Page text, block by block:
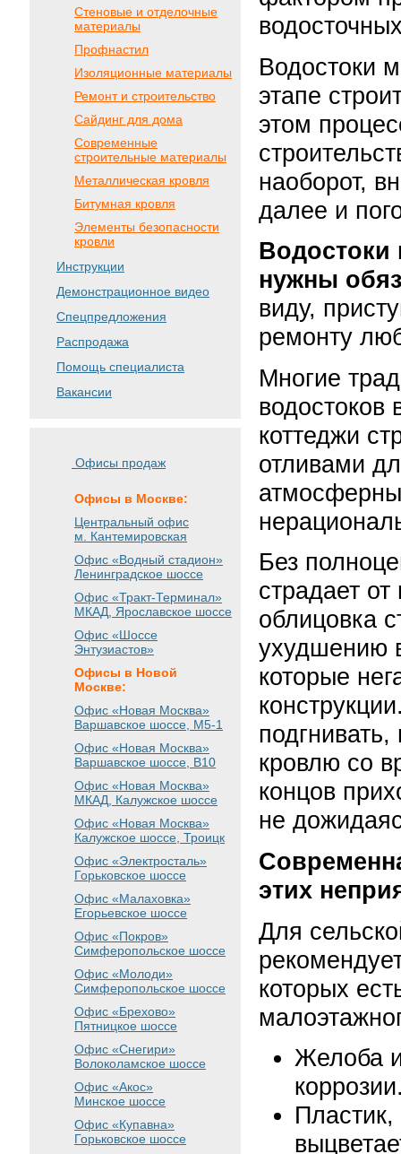
Стеновые и отделочные
материалы
Профнастил
Изоляционные материалы
Ремонт и строительство
Сайдинг для дома
Современные
строительные материалы
Металлическая кровля
Битумная кровля
Элементы безопасности
кровли
Инструкции
Демонстрационное видео
Спецпредложения
Распродажа
Помощь специалиста
Вакансии
Офисы продаж
Офисы в Москве:
Центральный офис
м. Кантемировская
Офис «Водный стадион»
Ленинградское шоссе
Офис «Тракт-Терминал»
МКАД, Ярославское шоссе
Офис «Шоссе
Энтузиастов»
Офисы в Новой
Москве:
Офис «Новая Москва»
Варшавское шоссе , М5-1
Офис «Новая Москва»
Варшавское шоссе , B10
Офис «Новая Москва»
МКАД, Калужское шоссе
Офис «Новая Москва»
Калужское шоссе, Троицк
Офис «Электросталь»
Горьковское шоссе
Офис «Малаховка»
Егорьевское шоссе
Офис «Покров»
Симферопольское шоссе
Офис «Молоди»
Симферопольское шоссе
Офис «Брехово»
Пятницкое шоссе
Офис «Снегири»
Волоколамское шоссе
Офис «Акос»
Минское шоссе
Офис «Купавна»
Горьковское шоссе
Водостоки
этапе
этом
наоборот,
далее и
нужны
виду,
ремонту
Многие
коттеджи
отливами
Без
страдает
облицовка
ухудшению
которые
кровлю со
концов
не
этих
Для
которых
Желоба